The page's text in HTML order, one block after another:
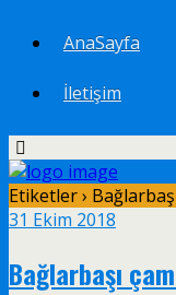
AnaSayfa
İletişim
Etiketler ›
31 Ekim 2018
Bağlarbaşı